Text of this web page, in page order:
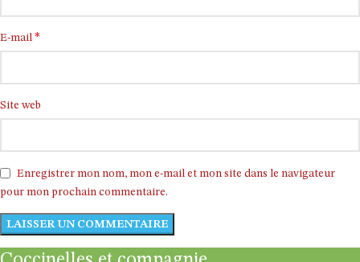
E-mail *
Site web
Enregistrer mon nom, mon e-mail et mon site dans le navigateur
pour mon prochain commentaire.